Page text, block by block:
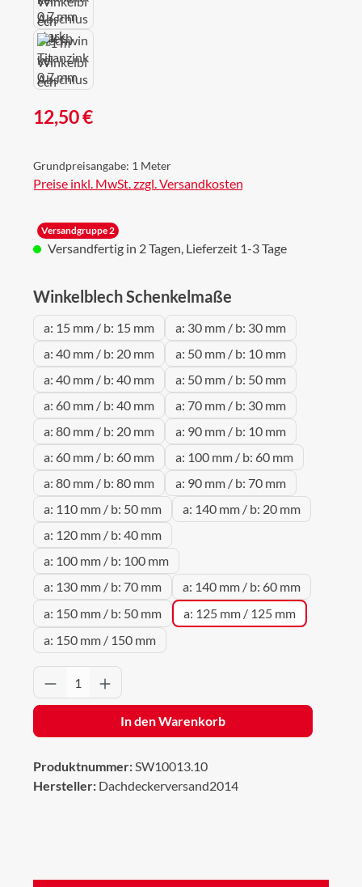
Regulärer Preis:
12,50 €
Grundpreisangabe: 1 Meter
Preise inkl. MwSt. zzgl. Versandkosten
Versandgruppe 2
Versandfertig in 2 Tagen, Lieferzeit 1-3 Tage
Winkelblech Schenkelmaße
a: 15 mm / b: 15 mm
a: 30 mm / b: 30 mm
a: 40 mm / b: 20 mm
a: 50 mm / b: 10 mm
a: 40 mm / b: 40 mm
a: 50 mm / b: 50 mm
a: 60 mm / b: 40 mm
a: 70 mm / b: 30 mm
a: 80 mm / b: 20 mm
a: 90 mm / b: 10 mm
a: 60 mm / b: 60 mm
a: 100 mm / b: 60 mm
a: 80 mm / b: 80 mm
a: 90 mm / b: 70 mm
a: 110 mm / b: 50 mm
a: 140 mm / b: 20 mm
a: 120 mm / b: 40 mm
a: 100 mm / b: 100 mm
a: 130 mm / b: 70 mm
a: 140 mm / b: 60 mm
a: 150 mm / b: 50 mm
a: 125 mm / 125 mm
a: 150 mm / 150 mm
Produkt Anzahl: Gib den gewünschten
In den Warenkorb
Produktnummer:SW10013.10
Hersteller: Dachdeckerversand2014